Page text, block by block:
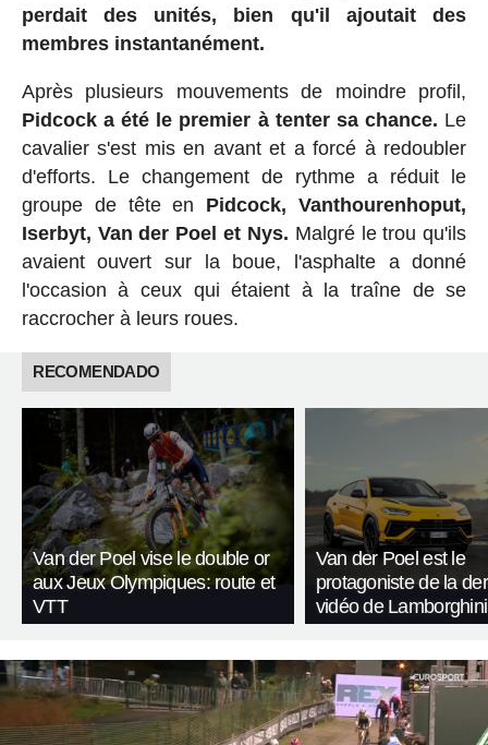
perdait des unités, bien qu'il ajoutait des
membres instantanément.
Après plusieurs mouvements de moindre profil,
Pidcock a été le premier à tenter sa chance. Le
cavalier s'est mis en avant et a forcé à redoubler
d'efforts. Le changement de rythme a réduit le
groupe de tête en Pidcock, Vanthourenhoput,
Iserbyt, Van der Poel et Nys. Malgré le trou qu'ils
avaient ouvert sur la boue, l'asphalte a donné
l'occasion à ceux qui étaient à la traîne de se
raccrocher à leurs roues.
RECOMENDADO
Van der Poel vise le double or
aux Jeux Olympiques: route et
VTT
Van der Poel est le
protagoniste de la
vidéo de Lamborghini